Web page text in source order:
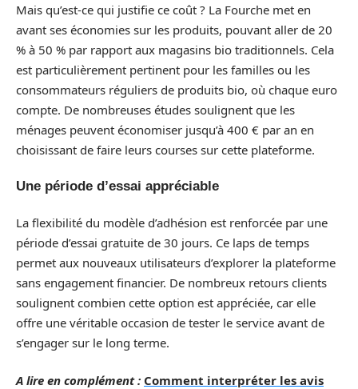
Mais qu’est-ce qui justifie ce coût ? La Fourche met en
avant ses économies sur les produits, pouvant aller de 20
% à 50 % par rapport aux magasins bio traditionnels. Cela
est particulièrement pertinent pour les familles ou les
consommateurs réguliers de produits bio, où chaque euro
compte. De nombreuses études soulignent que les
ménages peuvent économiser jusqu’à 400 € par an en
choisissant de faire leurs courses sur cette plateforme.
Une période d’essai appréciable
La flexibilité du modèle d’adhésion est renforcée par une
période d’essai gratuite de 30 jours. Ce laps de temps
permet aux nouveaux utilisateurs d’explorer la plateforme
sans engagement financier. De nombreux retours clients
soulignent combien cette option est appréciée, car elle
offre une véritable occasion de tester le service avant de
s’engager sur le long terme.
A lire en complément : Comment interpréter les avis